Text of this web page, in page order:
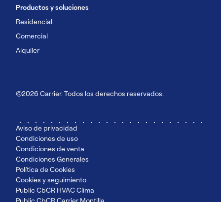
Productos y soluciones
Residencial
Comercial
Alquiler
©2026 Carrier. Todos los derechos reservados.
Aviso de privacidad
Condiciones de uso
Condiciones de venta
Condiciones Generales
Política de Cookies
Cookies y seguimiento
Public CbCR HVAC Clima
Public CbCR Carrier Montilla